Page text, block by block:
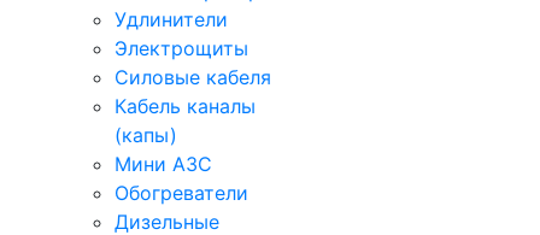
Удлинители
Электрощиты
Силовые кабеля
Кабель каналы
(капы)
Мини АЗС
Обогреватели
Дизельные